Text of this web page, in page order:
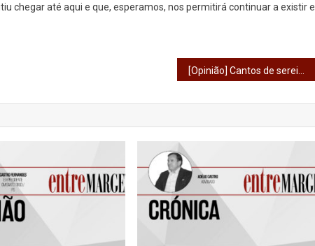
chegar até aqui e que, esperamos, nos permitirá continuar a existir e
[Opinião] Cantos de sereia em ano de eleições